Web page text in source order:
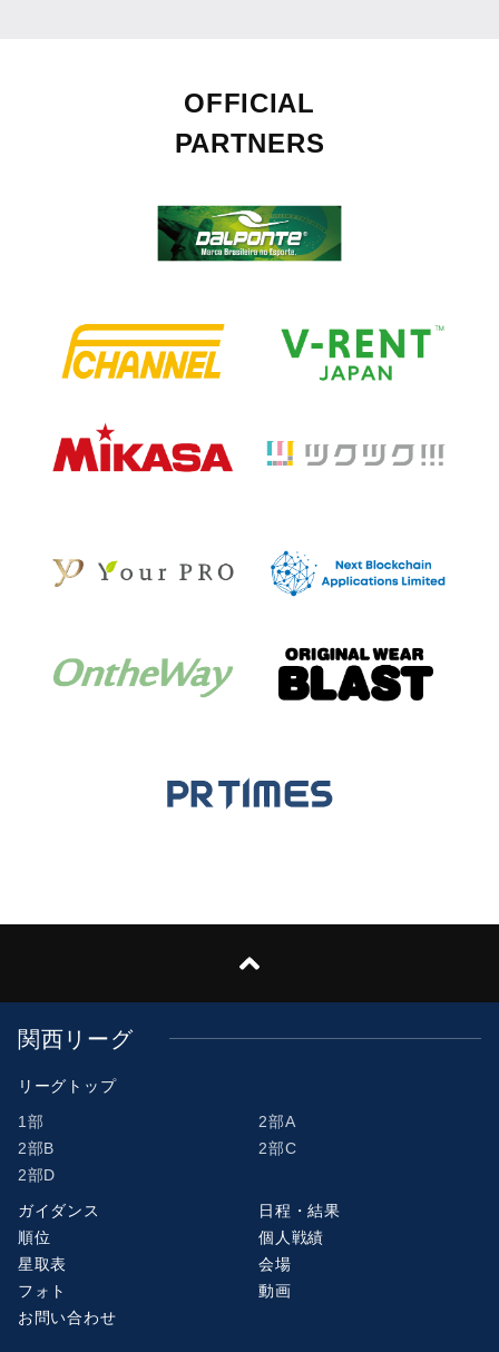
OFFICIAL
PARTNERS
関西リーグ
リーグトップ
1部
2部A
2部B
2部C
2部D
ガイダンス
日程・結果
順位
個人戦績
星取表
会場
フォト
動画
お問い合わせ